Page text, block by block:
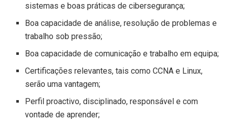
sistemas e boas práticas de cibersegurança;
Boa capacidade de análise, resolução de problemas e
trabalho sob pressão;
Boa capacidade de comunicação e trabalho em equipa;
Certificações relevantes, tais como CCNA e Linux,
serão uma vantagem;
Perfil proactivo, disciplinado, responsável e com
vontade de aprender;